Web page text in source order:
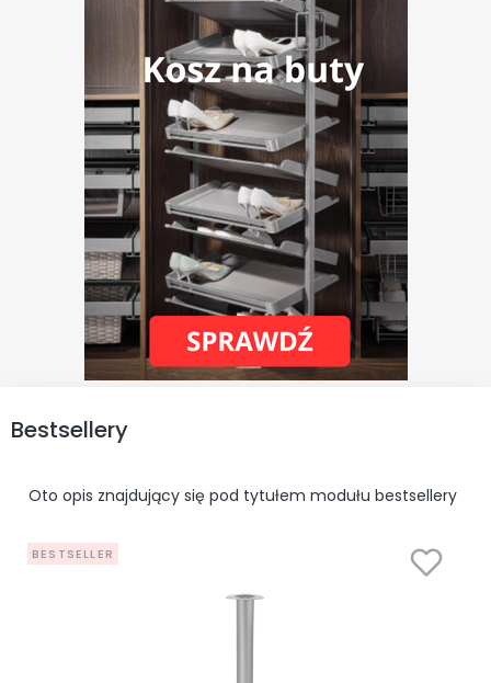
Bestsellery
Oto opis znajdujący się pod tytułem modułu bestsellery
BESTSELLER